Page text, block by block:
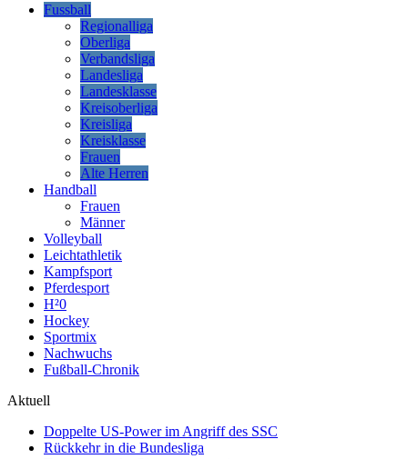
Fussball
Regionalliga
Oberliga
Verbandsliga
Landesliga
Landesklasse
Kreisoberliga
Kreisliga
Kreisklasse
Frauen
Alte Herren
Handball
Frauen
Männer
Volleyball
Leichtathletik
Kampfsport
Pferdesport
H²0
Hockey
Sportmix
Nachwuchs
Fußball-Chronik
Aktuell
Doppelte US-Power im Angriff des SSC
Rückkehr in die Bundesliga